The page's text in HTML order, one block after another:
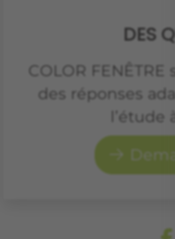
DES
COLOR FENÊTRE
des réponses
l’étude